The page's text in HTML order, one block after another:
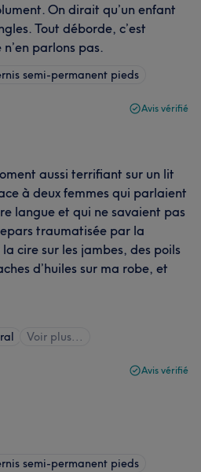
On dirait qu’un enfant
Tout déborde, c’est
parlons pas.
semi-permanent pieds
Avis vérifié
aussi terrifiant sur un lit
à deux femmes qui parlaient
langue et qui ne savaient pas
traumatisée par la
cire sur les jambes, des poils
d’huiles sur ma robe, et
Voir plus...
Avis vérifié
semi-permanent pieds